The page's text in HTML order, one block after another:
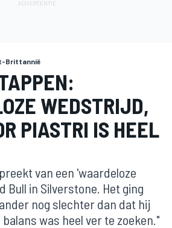
Brittannië
WEDSTRIJD,
PIASTRI IS HEEL
van een 'waardeloze
Bull in Silverstone. Het ging
nog slechter dan dat hij
was heel ver te zoeken."